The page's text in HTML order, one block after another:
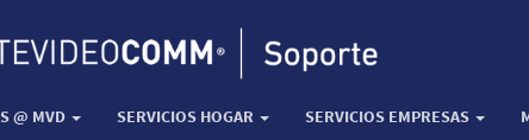
@ MVD SERVICIOS HOGAR SERVICIOS EMPRESAS